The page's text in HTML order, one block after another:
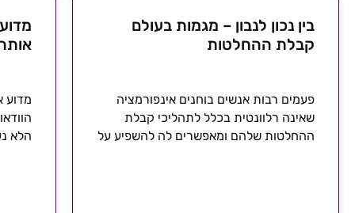
בין נכון לנבון – מגמות בעולם
קבלת ההחלטות
פעמים רבות אנשים בוחנים אינפורמציה
שאינה רלוונטית בכלל לתהליכי קבלת
ההחלטות שלהם ומאפשרים לה להשפיע על
מדוע
הלא